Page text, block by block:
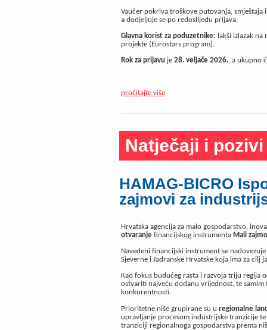
Vaučer pokriva troškove putovanja, smještaja
a dodjeljuje se po redoslijedu prijava.
Glavna korist za poduzetnike: lakši izlazak
projekte (Eurostars program).
Rok za prijavu je 28. veljače 2026., a ukupno
pročitajte više
Natječaji i pozivi
HAMAG-BICRO
zajmovi za
Hrvatska agencija za malo gospodarstvo,
otvaranje financijskog instrumenta Mali
Navedeni financijski instrument se
Sjeverne i Jadranske Hrvatske koja ima za cilj
Kao fokus budućeg rasta i razvoja triju regija
ostvariti najveću dodanu vrijednost, te
konkurentnosti.
Prioritetne niše grupirane su u regionalne
upravljanje procesom industrijske tranzicije
tranziciji regionalnoga gospodarstva prema